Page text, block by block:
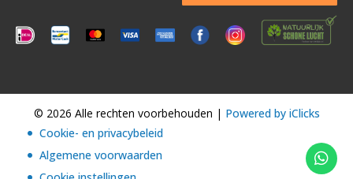
© 2026 Alle rechten voorbehouden | Powered by iClicks
Cookie- en privacybeleid
Algemene voorwaarden